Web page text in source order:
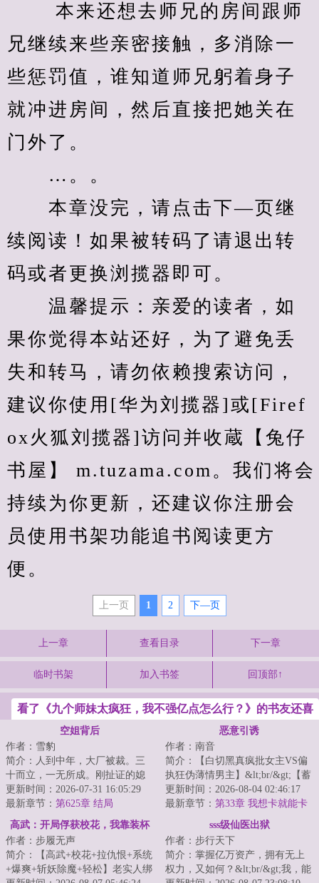
本来还想去师兄的房间跟师
兄继续来些亲密接触，多消除一
些惩罚值，谁知道师兄躬着身子
就冲进房间，然后直接把她关在
门外了。
…。。
本章没完，请点击下—页继
续阅读！如果被转码了请退出转
码或者更换浏揽器即可。
温馨提示：亲爱的读者，如
果你觉得本站还好，为了避免丢
失和转马，请勿依赖搜索访问，
建议你使用[华为刘揽器]或[Firef
ox火狐刘揽器]访问并收蔵【兔仔
书屋】 m.tuzama.com。我们将会
持续为你更新，还建议你注册会
员使用书架功能追书阅读更方
便。
上一页 1 2 下—页
上一章 查看目录 下一章
临时书架 加入书签 回顶部↑
看了《九个师妹太疯狂，我不强亿点怎么行？》的书友还喜
空姐背后
作者：雪豹
简介：人到中年，大厂被裁。三
十而立，一无所成。刚扯证的媳
妇在家偷人，心灰意冷酒吧买醉
却意外邂逅寂寞...
更新时间：2026-07-31 16:05:29
最新章节： 第625章 结局
恶意引诱
作者：南音
简介：【白切黑真疯批女主VS偏
执狂伪薄情男主】&lt;br/&gt;【蓄
意勾引破镜重圆恨海情天酸涩狗
血】&lt;br/...
更新时间：2026-08-04 02:46:17
最新章节： 第33章 我想卡就能卡
高武：开局俘获校花，我靠装杯
杀疯了
作者：步履无声
简介：【高武+校花+拉仇恨+系统
+爆爽+斩妖除魔+轻松】老实人绑
sss级仙医出狱
作者：步行天下
简介：掌握亿万资产，拥有无上
权力，又如何？&lt;br/&gt;我，能